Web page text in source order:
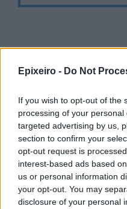
Epixeiro - Do Not
If you wish to opt-out of the
processing of your
targeted advertising by us,
section to confirm your
opt-out request is
interest-based ads based
us or personal information
your opt-out. You may
disclosure of your personal
Σχολιάστε
... σχόλια| Κάνε